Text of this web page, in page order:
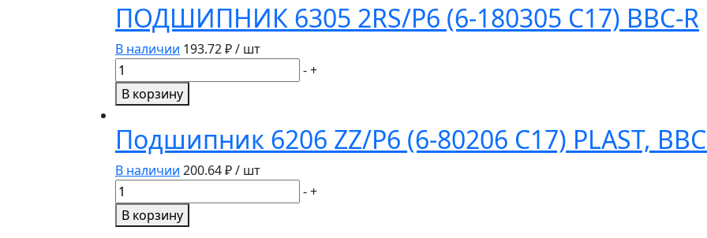
BOX,
BBC-
R
ПОДШИПНИК 6305 2RS/P6 (6-180305 C17) BBC-R
В наличии 193.72₽ / шт
Количество
товара
ПОДШИПНИК
2RS/P6
(6-
180305
C17)
BBC-
-+
В корзину
Подшипник 6206 ZZ/P6 (6-80206 С17) PLAST,
В наличии 200.64₽ / шт
Количество
товара
Подшипник
-+
В корзину